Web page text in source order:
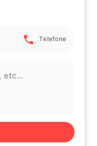
Telefone